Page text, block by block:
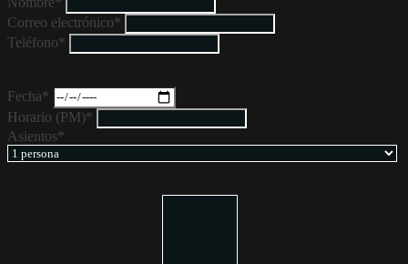
Correo electrónico*
Teléfono*
Fecha*
Horario (PM)*
Asientos*